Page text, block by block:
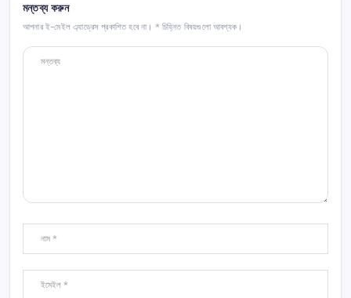
মন্তব্য করুন
আপনার ই-মেইল এ্যাড্রেস প্রকাশিত হবে না। * চিহ্নিত বিষয়গুলো আবশ্যক।